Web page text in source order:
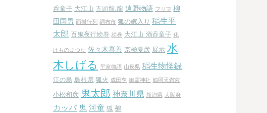
呑童子 大江山 五頭龍.龍 遠野物語 フリマ 柳
田国男 面掛行列 調布市 狐の嫁入り 稲生平
太郎 百鬼夜行絵巻 絵巻 大江山 酒呑童子 化
けものまつり 佐々木喜善 京極夏彦 展示 水
木しげる
平家物語 山形県 稲生物怪録
江の島 島根県 狐火 成田亨 御霊神社 鶴岡天満宮
小松和彦 鬼太郎 神奈川県 新潟県 大阪府
カッパ 鬼 河童 狐 鵺